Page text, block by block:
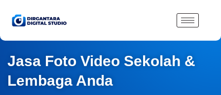
konten
Jasa Foto Video Sekolah &
Lembaga Anda